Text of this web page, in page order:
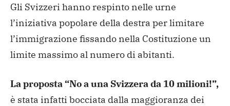
Gli Svizzeri hanno respinto nelle urne
l’iniziativa popolare della destra per limitare
l’immigrazione fissando nella Costituzione un
limite massimo al numero di abitanti.
La proposta “No a una Svizzera da 10 milioni!”,
è stata infatti bocciata dalla maggioranza dei